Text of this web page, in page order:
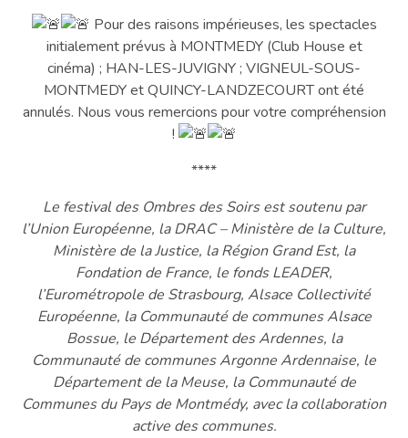
Pour des raisons impérieuses, les spectacles
initialement prévus à MONTMEDY (Club House et
cinéma) ; HAN-LES-JUVIGNY ; VIGNEUL-SOUS-
MONTMEDY et QUINCY-LANDZECOURT ont été
annulés. Nous vous remercions pour votre compréhension
!
****
Le festival des Ombres des Soirs est soutenu par
l’Union Européenne, la DRAC – Ministère de la Culture,
Ministère de la Justice, la Région Grand Est, la
Fondation de France, le fonds LEADER,
l’Eurométropole de Strasbourg, Alsace Collectivité
Européenne, la Communauté de communes Alsace
Bossue, le Département des Ardennes, la
Communauté de communes Argonne Ardennaise, le
Département de la Meuse, la Communauté de
Communes du Pays de Montmédy, avec la collaboration
active des communes.